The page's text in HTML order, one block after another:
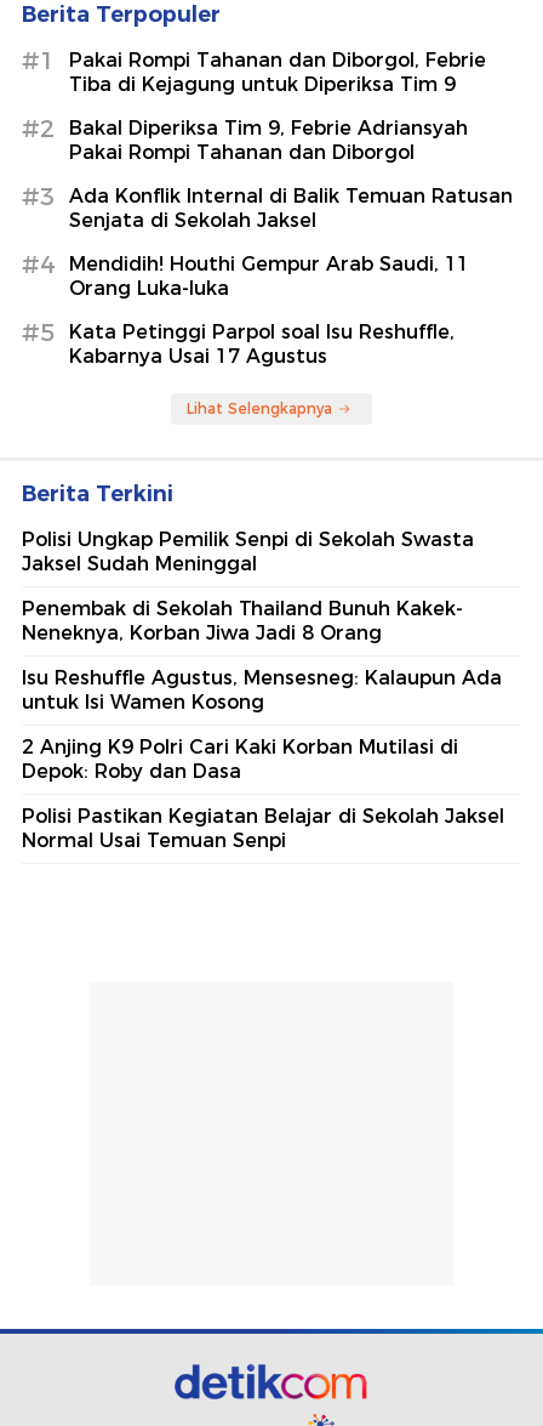
Berita Terpopuler
#1
Pakai Rompi Tahanan dan Diborgol, Febrie
Tiba di Kejagung untuk Diperiksa Tim 9
#2
Bakal Diperiksa Tim 9, Febrie Adriansyah
Pakai Rompi Tahanan dan Diborgol
#3
Ada Konflik Internal di Balik Temuan Ratusan
Senjata di Sekolah Jaksel
#4
Mendidih! Houthi Gempur Arab Saudi, 11
Orang Luka-luka
#5
Kata Petinggi Parpol soal Isu Reshuffle,
Kabarnya Usai 17 Agustus
Lihat Selengkapnya
Berita Terkini
Polisi Ungkap Pemilik Senpi di Sekolah Swasta
Jaksel Sudah Meninggal
Penembak di Sekolah Thailand Bunuh Kakek-
Neneknya, Korban Jiwa Jadi 8 Orang
Isu Reshuffle Agustus, Mensesneg: Kalaupun Ada
untuk Isi Wamen Kosong
2 Anjing K9 Polri Cari Kaki Korban Mutilasi di
Depok: Roby dan Dasa
Polisi Pastikan Kegiatan Belajar di Sekolah Jaksel
Normal Usai Temuan Senpi